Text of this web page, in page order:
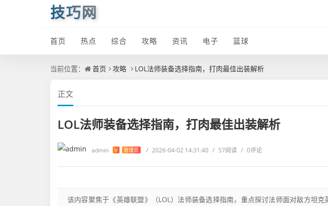
技巧网
首页 热点 综合 攻略 资讯 电子 篮球
当前位置： 首页 攻略 LOL法师装备选择指南，打肉最佳出装解析
正文
LOL法师装备选择指南，打肉最佳出装解析
admin V 管理员 / 2026-04-02 14:31:40 / 57阅读 / 0评论
该内容聚焦于《英雄联盟》（LOL）法师装备选择指南，重点探讨法师面对敌方坦克